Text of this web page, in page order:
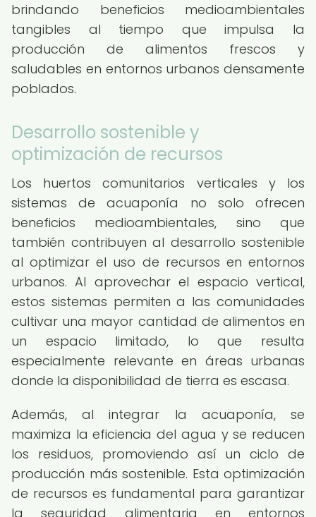
brindando beneficios medioambientales
tangibles al tiempo que impulsa la
producción de alimentos frescos y
saludables en entornos urbanos densamente
poblados.
Desarrollo sostenible y
optimización de recursos
Los huertos comunitarios verticales y los
sistemas de acuaponía no solo ofrecen
beneficios medioambientales, sino que
también contribuyen al desarrollo sostenible
al optimizar el uso de recursos en entornos
urbanos. Al aprovechar el espacio vertical,
estos sistemas permiten a las comunidades
cultivar una mayor cantidad de alimentos en
un espacio limitado, lo que resulta
especialmente relevante en áreas urbanas
donde la disponibilidad de tierra es escasa.
Además, al integrar la acuaponía, se
maximiza la eficiencia del agua y se reducen
los residuos, promoviendo así un ciclo de
producción más sostenible. Esta optimización
de recursos es fundamental para garantizar
la seguridad alimentaria en entornos